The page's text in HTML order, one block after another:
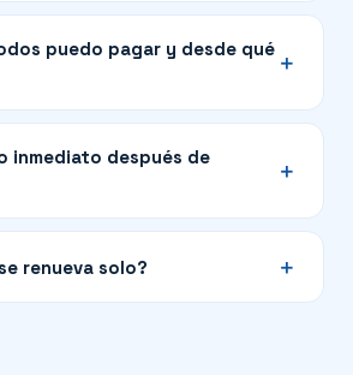
puedo pagar y desde qué
inmediato después de
renueva solo?